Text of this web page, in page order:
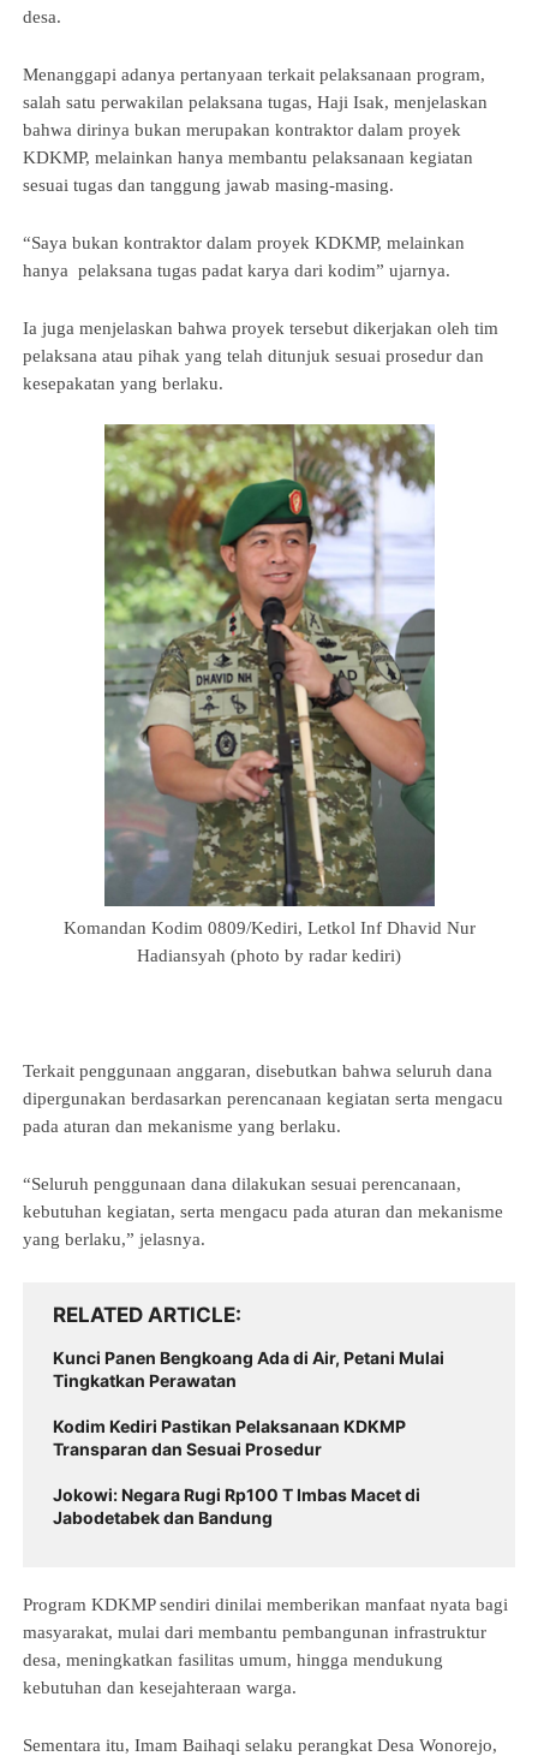
desa.
Menanggapi adanya pertanyaan terkait pelaksanaan program,
salah satu perwakilan pelaksana tugas, Haji Isak, menjelaskan
bahwa dirinya bukan merupakan kontraktor dalam proyek
KDKMP, melainkan hanya membantu pelaksanaan kegiatan
sesuai tugas dan tanggung jawab masing-masing.
“Saya bukan kontraktor dalam proyek KDKMP, melainkan
hanya  pelaksana tugas padat karya dari kodim” ujarnya.
Ia juga menjelaskan bahwa proyek tersebut dikerjakan oleh tim
pelaksana atau pihak yang telah ditunjuk sesuai prosedur dan
kesepakatan yang berlaku.
Hadiansyah (photo by radar kediri)
Terkait penggunaan anggaran, disebutkan bahwa seluruh dana
dipergunakan berdasarkan perencanaan kegiatan serta mengacu
pada aturan dan mekanisme yang berlaku.
“Seluruh penggunaan dana dilakukan sesuai perencanaan,
kebutuhan kegiatan, serta mengacu pada aturan dan mekanisme
yang berlaku,” jelasnya.
RELATED ARTICLE
Kunci Panen Bengkoang Ada di Air, Petani Mulai
Tingkatkan Perawatan
Kodim Kediri Pastikan Pelaksanaan KDKMP
Transparan dan Sesuai Prosedur
Jokowi: Negara Rugi Rp100 T Imbas Macet di
Jabodetabek dan Bandung
Program KDKMP sendiri dinilai memberikan manfaat nyata bagi
masyarakat, mulai dari membantu pembangunan infrastruktur
desa, meningkatkan fasilitas umum, hingga mendukung
kebutuhan dan kesejahteraan warga.
Sementara itu, Imam Baihaqi selaku perangkat Desa Wonorejo,